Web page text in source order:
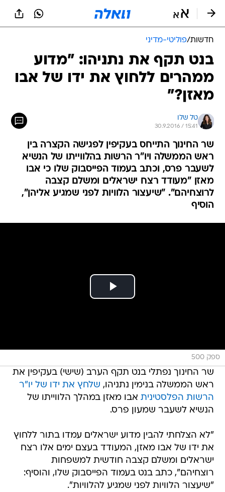
חדשות/פוליטי-מדיני
בנט תקף את נתניהו: "מדוע
ממהרים ללחוץ את ידו של אבו
מאזן?"
טל שלו
30.9.2016 / 15:41
שר החינוך התייחס בעקיפין לפגישה הקצרה בין
ראש הממשלה ויו"ר הרשות בהלווייתו של הנשיא
לשעבר פרס, וכתב בעמוד הפייסבוק שלו כי אבו
מאזן "מעודד רצח ישראלים ומשלם קצבה
לרוצחיהם". "שיעצור הלוויות לפני שמגיע אליהן",
הוסיף
ספק 500
שר החינוך נפתלי בנט תקף הערב (שישי) בעקיפין את
ראש הממשלה בנימין נתניהו, שלחץ את ידו של יו"ר
הרשות הפלסטינית אבו מאזן במהלך הלווייתו של
הנשיא לשעבר שמעון פרס.
"לא הצלחתי להבין מדוע ישראלים עמדו בתור ללחוץ
את ידו של אבו מאזן, המעודד בעצם ימים אלו רצח
ישראלים ומשלם קצבה חודשית למשפחות
רוצחיהם", כתב בנט בעמוד הפייסבוק שלו, והוסיף:
"שיעצור הלוויות לפני שמגיע להלוויות".